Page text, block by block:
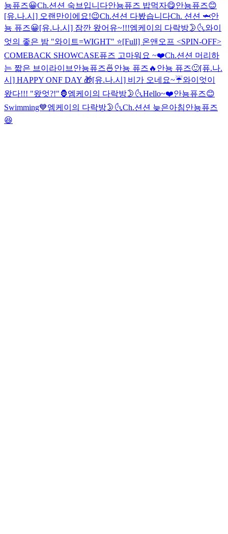
뇽퓨즈😀Ch.션션 숙브입니다안뇽퓨즈 밥먹자😋안뇽퓨즈😊
[유.나.시] 오랜만이에요!😉Ch.션션 다봤습니다Ch. 션션 🦈안
뇽 퓨즈😀[유.나.시] 잠깐 왔어유~!!!엠케이의 다락방🌛🌜와이
엇의 좋은 밤 "와이트=WIGHT" ⭐️[Full] 온앤오프 <SPIN-OFF>
COMEBACK SHOWCASE퓨즈 고마워요 ~❤️Ch.션션 머리하
는 짧은 브이라이브 안뇽퓨즈🍜 안뇽 퓨즈🔥 안뇽 퓨즈🙂[퓨.나.
시] HAPPY ONF DAY 🎁[유.나.시] 비가 오네요~☔️와이엇이
왔다!!! "왔엇?!"🦍엠케이의 다락방🌛🌜Hello~❤️안뇽퓨즈😊
Swimming💙엠케이의 다락방🌛🌜Ch.션션 늦은아침안뇽퓨즈
😆